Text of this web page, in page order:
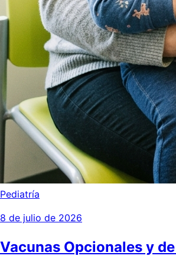
Pediatría
8 de julio de 2026
Vacunas Opcionales y